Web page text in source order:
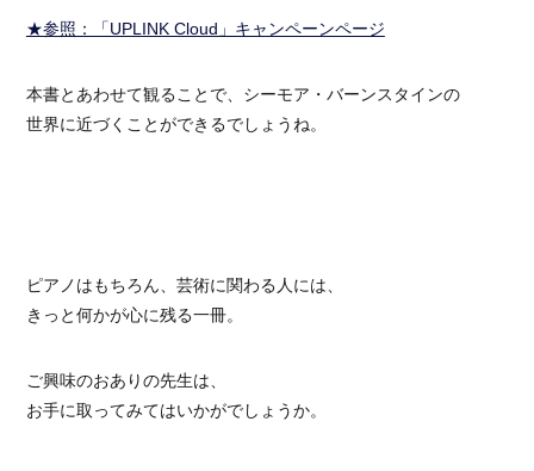
★参照：「UPLINK Cloud」キャンペーンページ
本書とあわせて観ることで、シーモア・バーンスタインの
世界に近づくことができるでしょうね。
ピアノはもちろん、芸術に関わる人には、
きっと何かが心に残る一冊。
ご興味のおありの先生は、
お手に取ってみてはいかがでしょうか。